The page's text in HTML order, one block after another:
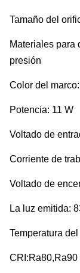
Tamaño del
Materiales para
presión
Color del
Potencia: 11 W
Voltado de
Corriente de
Voltado de
La luz emitida:
Temperatura
CRI:Ra80,Ra90